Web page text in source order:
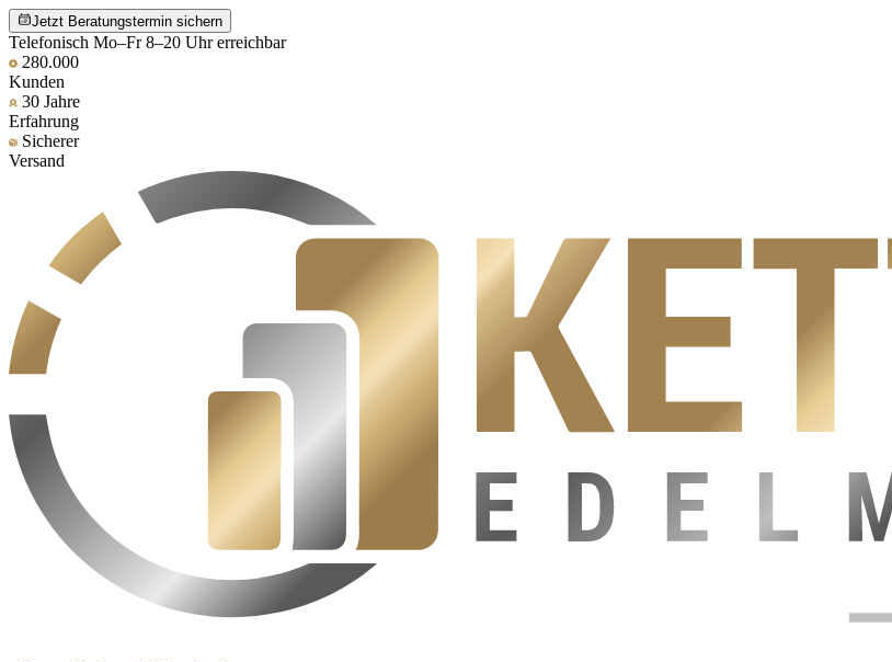
Jetzt Beratungstermin sichern
Telefonisch Mo–Fr 8–20 Uhr erreichbar
280.000
Kunden
30 Jahre
Erfahrung
Sicherer
Versand